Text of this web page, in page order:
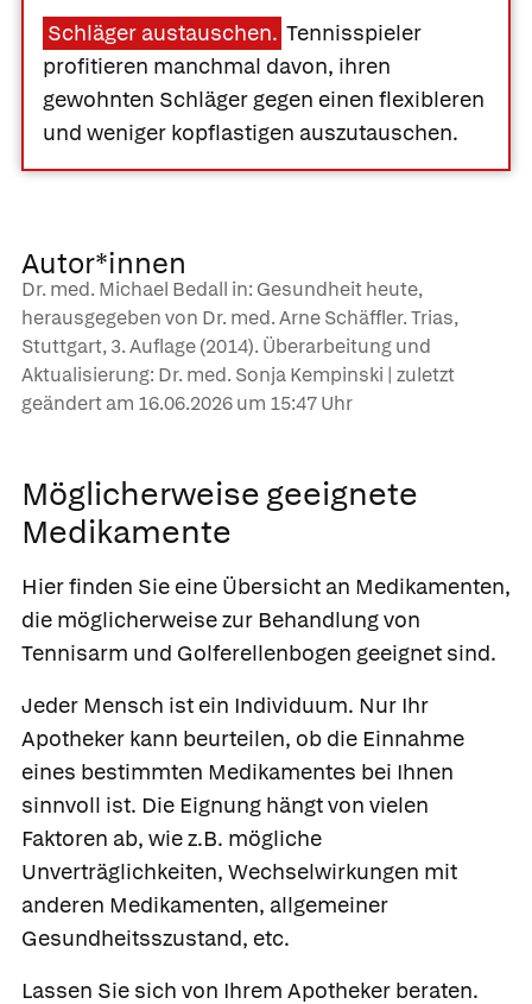
Schläger austauschen. Tennisspieler
profitieren manchmal davon, ihren
gewohnten Schläger gegen einen flexibleren
und weniger kopflastigen auszutauschen.
Autor*innen
Dr. med. Michael Bedall in: Gesundheit heute,
herausgegeben von Dr. med. Arne Schäffler. Trias,
Stuttgart, 3. Auflage (2014). Überarbeitung und
Aktualisierung: Dr. med. Sonja Kempinski | zuletzt
geändert am 16.06.2026um 15:47 Uhr
Möglicherweise geeignete
Medikamente
Hier finden Sie eine Übersicht an Medikamenten,
die möglicherweise zur Behandlung von
Tennisarm und Golferellenbogen geeignet sind.
Jeder Mensch ist ein Individuum. Nur Ihr
Apotheker kann beurteilen, ob die Einnahme
eines bestimmten Medikamentes bei Ihnen
sinnvoll ist. Die Eignung hängt von vielen
Faktoren ab, wie z.B. mögliche
Unverträglichkeiten, Wechselwirkungen mit
anderen Medikamenten, allgemeiner
Gesundheitsszustand, etc.
Lassen Sie sich von Ihrem Apotheker beraten.